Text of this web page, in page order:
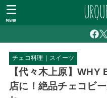
MENU
チェコ料理｜スイーツ
【代々木上原】
店に！絶品チェコビ